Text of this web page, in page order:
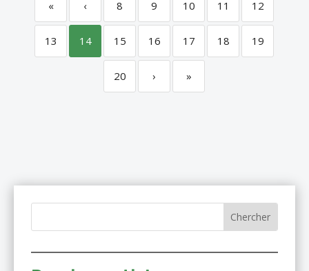
« ‹ 8 9 10 11 12
13 14 15 16 17 18 19
20 › »